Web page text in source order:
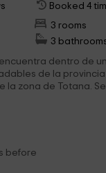
Booked 4
3 rooms
3
dentro de
de la provincia
la zona de Totana.
before